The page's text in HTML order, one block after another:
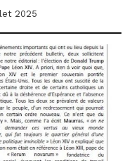
2025